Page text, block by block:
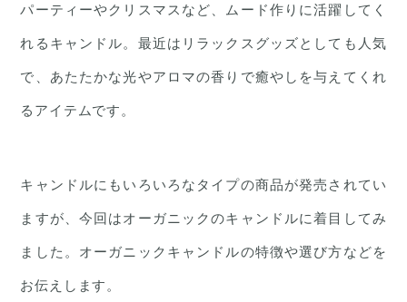
パーティーやクリスマスなど、ムード作りに活躍してく
れるキャンドル。最近はリラックスグッズとしても人気
で、あたたかな光やアロマの香りで癒やしを与えてくれ
るアイテムです。
キャンドルにもいろいろなタイプの商品が発売されてい
ますが、今回はオーガニックのキャンドルに着目してみ
ました。オーガニックキャンドルの特徴や選び方などを
お伝えします。